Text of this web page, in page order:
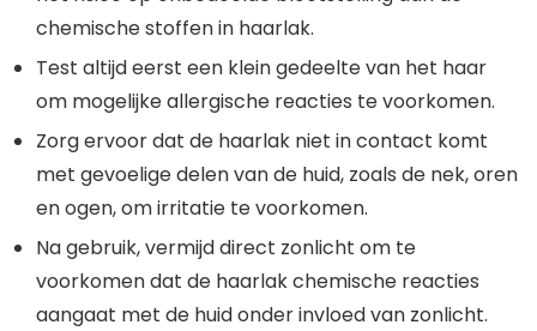
chemische stoffen in haarlak.
Test altijd eerst een klein gedeelte van het haar
om mogelijke allergische reacties te voorkomen.
Zorg ervoor dat de haarlak niet in contact komt
met gevoelige delen van de huid, zoals de nek, oren
en ogen, om irritatie te voorkomen.
Na gebruik, vermijd direct zonlicht om te
voorkomen dat de haarlak chemische reacties
aangaat met de huid onder invloed van zonlicht.